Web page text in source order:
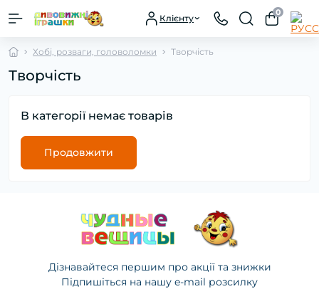
Клієнту
0
Хобі, розваги, головоломки Творчість
Творчість
В категорії немає товарів
Продовжити
Дізнавайтеся першим про акції та знижки
Підпишіться на нашу e-mail розсилку